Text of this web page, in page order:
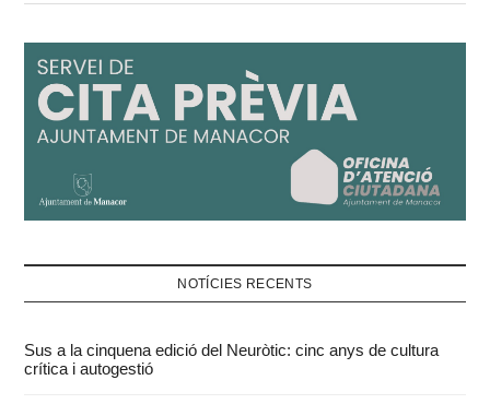
NOTÍCIES RECENTS
Sus a la cinquena edició del Neuròtic: cinc anys de cultura
crítica i autogestió